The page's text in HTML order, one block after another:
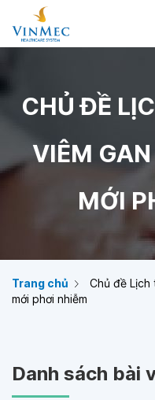
CHỦ ĐỀ
VIÊM
MỚI
Trang chủ
Chủ đề
mới phơi nhiễm
Danh sách bài